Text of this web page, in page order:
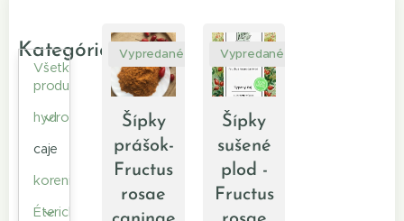
Kategórie
Všetky
produkty
hydrolaty
caje
koreniny
Éterické
Šípky
prášok-
Fructus
rosae
Vypredané
Šípky
sušené
plod -
Fructus
Vypredané